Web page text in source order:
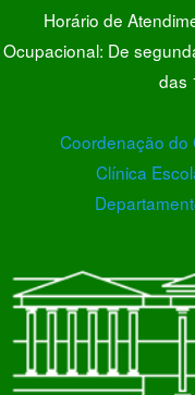
Horário de
Ocupacional: De
das
Coordenação do
Clínica